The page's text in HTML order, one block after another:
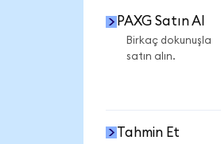
PAXG Satın Al
Birkaç dokunuşla
satın alın.
Tahmin Et